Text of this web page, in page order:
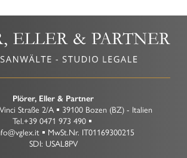
Plörer, Eller & Partner
Straße 2/A 39100 Bozen (BZ) - Italien
Tel.+39 0471 973 490
MwSt.Nr. IT01169300215
SDI: USAL8PV